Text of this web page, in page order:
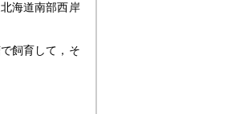
海道南部西岸
飼育して，そ